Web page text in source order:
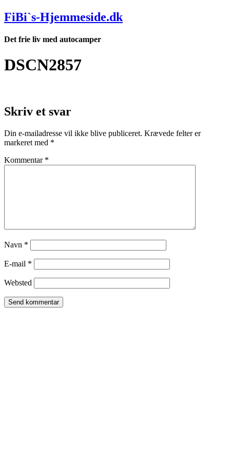
Videre
til
FiBi`s-Hjemmeside.dk
Det frie liv med autocamper
DSCN2857
Skriv et svar
Din e-mailadresse vil ikke blive publiceret. Krævede felter er
markeret med *
Kommentar *
Navn *
E-mail *
Websted